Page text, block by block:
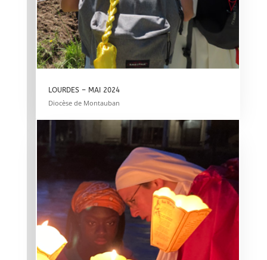
LOURDES – MAI 2024
Diocèse de Montauban